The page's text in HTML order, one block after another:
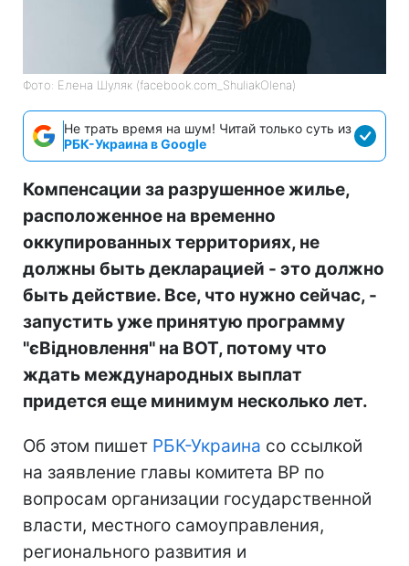
Фото: Елена Шуляк (facebook.com_ShuliakOlena)
Не трать время на шум! Читай только суть из
РБК-Украина в Google
Компенсации за разрушенное жилье,
расположенное на временно
оккупированных территориях, не
должны быть декларацией - это должно
быть действие. Все, что нужно сейчас, -
запустить уже принятую программу
"єВідновлення" на ВОТ, потому что
ждать международных выплат
придется еще минимум несколько лет.
Об этом пишет РБК-Украина со ссылкой
на заявление главы комитета ВР по
вопросам организации государственной
власти, местного самоуправления,
регионального развития и